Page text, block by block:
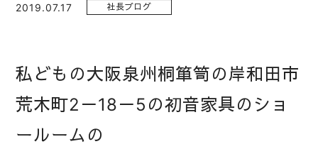
2019.07.17 社長ブログ
私どもの大阪泉州桐箪笥の岸和田市
荒木町2－18－5の初音家具のショ
ールームの